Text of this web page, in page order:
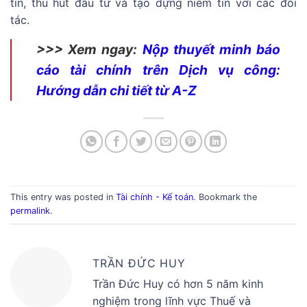
tín, thu hút đầu tư và tạo dựng niềm tin với các đối
tác.
>>> Xem ngay: Nộp thuyết minh báo
cáo tài chính trên Dịch vụ công:
Hướng dẫn chi tiết từ A-Z
This entry was posted in Tài chính - Kế toán. Bookmark the
permalink.
TRẦN ĐỨC HUY
Trần Đức Huy có hơn 5 năm kinh
nghiệm trong lĩnh vực Thuế và